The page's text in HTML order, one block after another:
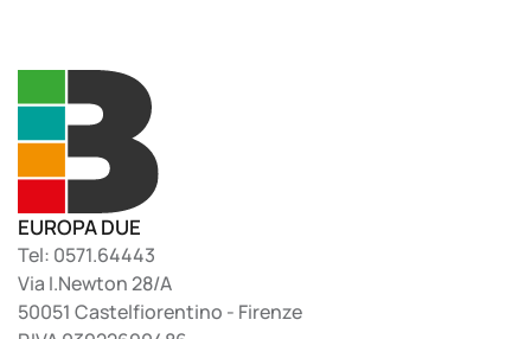
EUROPA DUE
Tel: 0571.64443
Via I.Newton 28/A
50051 Castelfiorentino - Firenze